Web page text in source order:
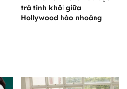
trà tinh khôi giữa
Hollywood hào nhoáng